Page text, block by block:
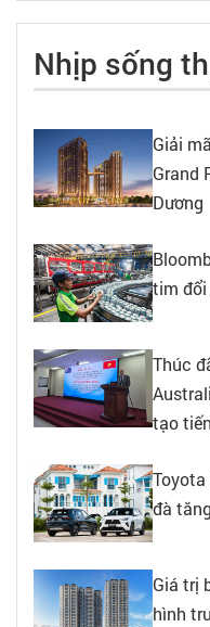
Nhịp sống
Giải
Grand
Dương
tim đổi
Thúc
tạo
đà
Giá trị
hình